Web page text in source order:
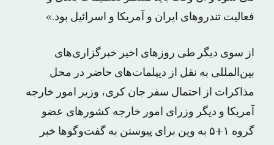
فعالیت تندروهای ایران و آمریکا و اسرائیل بود.»
از سوی دیگر طی روزهای اخیر خبرگزاری‌های
بین‌المللی به نقل از دیپلمات‌های حاضر در محل
مذاکرات از احتمال سفر جان کری، وزیر امور خارجه
آمریکا و دیگر وزرای امور خارجه کشورهای عضو
گروه ۱+۵ به وین برای پیوستن به گفت‌وگوها خبر